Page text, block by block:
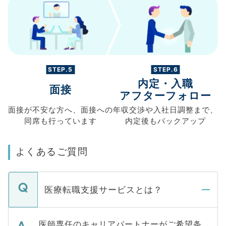
STEP.5
面接
面接が不安な方へ、 面接への
同席も行っています
STEP.6
内定・入職
アフターフォロー
年収交渉や入社日調整まで、
内定後もバックアップ
よくあるご質問
医療転職支援サービスとは？